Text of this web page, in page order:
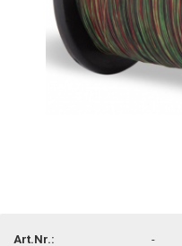
Art.Nr.:
-